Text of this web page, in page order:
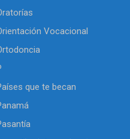
Vocacional
que te becan